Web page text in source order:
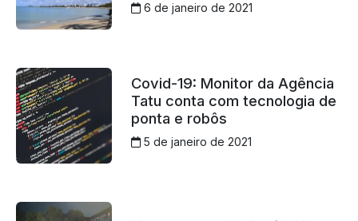
6 de janeiro de 2021
Covid-19: Monitor da Agência
Tatu conta com tecnologia de
ponta e robôs
5 de janeiro de 2021